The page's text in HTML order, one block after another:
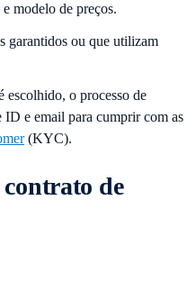
modelo de preços.
garantidos ou que utilizam
escolhido, o processo de
e email para cumprir com as
(KYC).
contrato de